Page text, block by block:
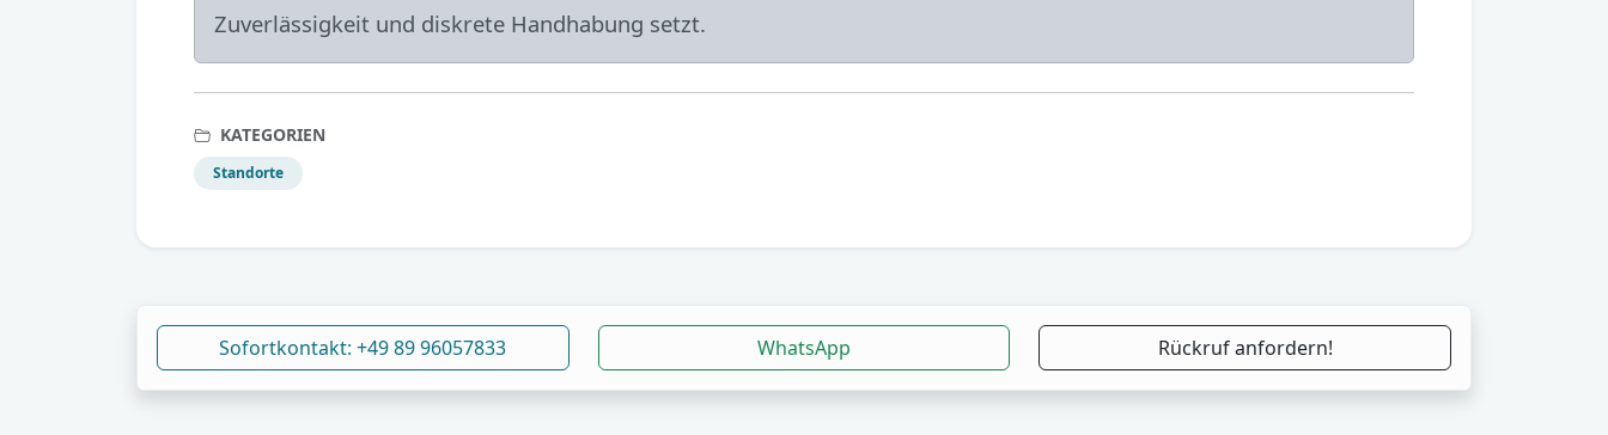
Zuverlässigkeit und diskrete Handhabung setzt.
KATEGORIEN
Standorte
Sofortkontakt: +49 89 96057833 WhatsApp Rückruf anfordern!